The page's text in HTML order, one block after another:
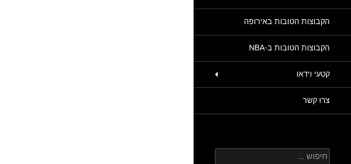
הקבוצות הטובות באירופה
הקבוצות הטובות ב-NBA
קטעי וידאו
צרו קשר
חיפוש: